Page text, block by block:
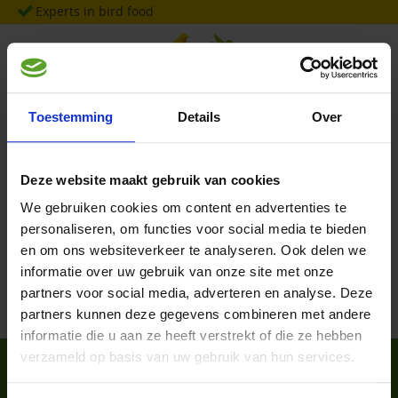
Toestemming Details Over
Deze website maakt gebruik van cookies
We gebruiken cookies om content en advertenties te
personaliseren, om functies voor social media te bieden
en om ons websiteverkeer te analyseren. Ook delen we
informatie over uw gebruik van onze site met onze
partners voor social media, adverteren en analyse. Deze
partners kunnen deze gegevens combineren met andere
informatie die u aan ze heeft verstrekt of die ze hebben
verzameld op basis van uw gebruik van hun services.
Skip
to
Content
Experts in bird food
Home Reviews
Reviews